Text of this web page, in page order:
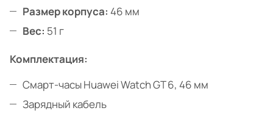
Размер корпуса: 46 мм
Вес: 51 г
Комплектация:
Смарт-часы Huawei Watch GT 6, 46 мм
Зарядный кабель